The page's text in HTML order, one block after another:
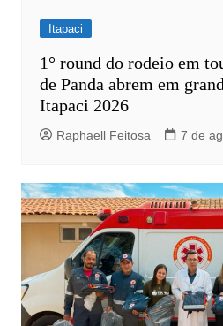
Itapaci
1° round do rodeio em
de Panda abrem em
Itapaci 2026
Raphaell Feitosa 7 de